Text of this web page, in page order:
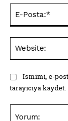
Ismimi, e-
tarayıcıya kaydet.